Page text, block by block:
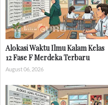
Alokasi Waktu Ilmu Kalam Kelas
12 Fase F Merdeka Terbaru
August 06, 2026